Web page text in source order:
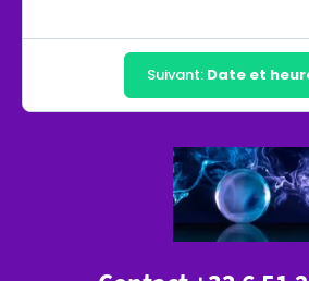
Suivant: Date et